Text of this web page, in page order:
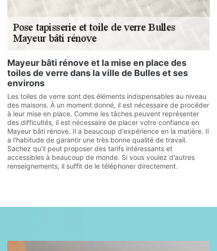
Mayeur bâti rénove et la mise en place des
toiles de verre dans la ville de Bulles et ses
environs
Les toiles de verre sont des éléments indispensables au niveau
des maisons. À un moment donné, il est nécessaire de procéder
à leur mise en place. Comme les tâches peuvent représenter
des difficultés, il est nécessaire de placer votre confiance en
Mayeur bâti rénove. Il a beaucoup d'expérience en la matière. Il
a l'habitude de garantir une très bonne qualité de travail.
Sachez qu'il peut proposer des tarifs intéressants et
accessibles à beaucoup de monde. Si vous voulez d'autres
renseignements, il suffit de le téléphoner directement.